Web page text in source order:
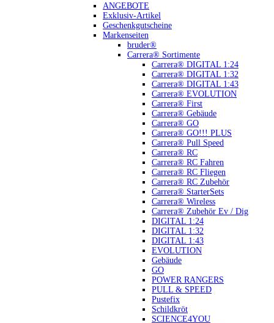
ANGEBOTE
Exklusiv-Artikel
Geschenkgutscheine
Markenseiten
bruder®
Carrera® Sortimente
Carrera® DIGITAL 1:24
Carrera® DIGITAL 1:32
Carrera® DIGITAL 1:43
Carrera® EVOLUTION
Carrera® First
Carrera® Gebäude
Carrera® GO
Carrera® GO!!! PLUS
Carrera® Pull Speed
Carrera® RC
Carrera® RC Fahren
Carrera® RC Fliegen
Carrera® RC Zubehör
Carrera® StarterSets
Carrera® Wireless
Carrera® Zubehör Ev / Dig
DIGITAL 1:24
DIGITAL 1:32
DIGITAL 1:43
EVOLUTION
Gebäude
GO
POWER RANGERS
PULL & SPEED
Pustefix
Schildkröt
SCIENCE4YOU